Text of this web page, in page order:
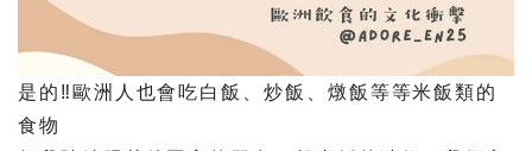
是的‼️歐洲人也會吃白飯、炒飯、燉飯等等米飯類的
食物